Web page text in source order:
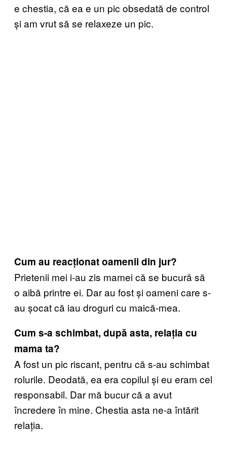
e chestia, că ea e un pic obsedată de control
și am vrut să se relaxeze un pic.
Cum au reacționat oamenii din jur?
Prietenii mei i-au zis mamei că se bucură să
o aibă printre ei. Dar au fost și oameni care s-
au șocat că iau droguri cu maică-mea.
Cum s-a schimbat, după asta, relația cu
mama ta?
A fost un pic riscant, pentru că s-au schimbat
rolurile. Deodată, ea era copilul și eu eram cel
responsabil. Dar mă bucur că a avut
încredere în mine. Chestia asta ne-a întărit
relația.